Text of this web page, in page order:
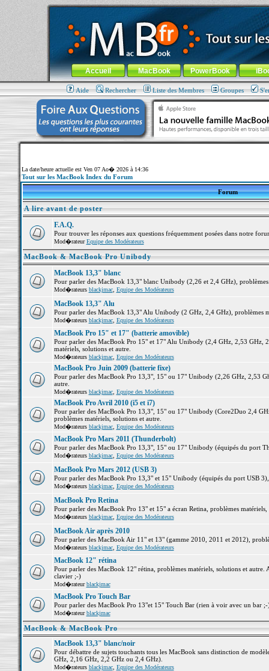
MacBook-fr.com : 100% Apple... 100% nomade !
Aller au contenu-Aller au menu général-Aller au menu de
Menu général
Accueil MacBook PowerBook
Aide Rechercher Liste des Membres Groupes
La date/heure actuelle est Ven 07 Ao� 2026 à 14:36
Tout sur les MacBook Index du Forum
Forum
A lire avant de poster
F.A.Q.
Pour trouver les réponses aux questions fréquemment posées dans notre
Mod�rateurEquipe des Modérateurs
MacBook & MacBook Pro Unibody
MacBook 13,3" blanc
Pour parler des MacBook 13,3" blanc Unibody (2,26 et 2,4 GHz),
Mod�rateurs blackjmac, Equipe des Modérateurs
MacBook 13,3" Alu
Pour parler des MacBook 13,3" Alu Unibody (2 GHz, 2,4 GHz), problèmes
Mod�rateurs blackjmac, Equipe des Modérateurs
MacBook Pro 15" et 17" (batterie amovible)
Pour parler des MacBook Pro 15" et 17" Alu Unibody (2,4 GHz, 2,53 GHz,
matériels, solutions et autre.
Mod�rateurs blackjmac, Equipe des Modérateurs
MacBook Pro Juin 2009 (batterie fixe)
Pour parler des MacBook Pro 13,3", 15" ou 17" Unibody (2,26 GHz, 2,53
autre.
Mod�rateurs blackjmac, Equipe des Modérateurs
MacBook Pro Avril 2010 (i5 et i7)
Pour parler des MacBook Pro 13,3", 15" ou 17" Unibody (Core2Duo 2,4
problèmes matériels, solutions et autre.
Mod�rateurs blackjmac, Equipe des Modérateurs
MacBook Pro Mars 2011 (Thunderbolt)
Pour parler des MacBook Pro 13,3", 15" ou 17" Unibody (équipés du port
Mod�rateurs blackjmac, Equipe des Modérateurs
MacBook Pro Mars 2012 (USB 3)
Pour parler des MacBook Pro 13,3" et 15" Unibody (équipés du port USB
Mod�rateurs blackjmac, Equipe des Modérateurs
MacBook Pro Retina
Pour parler des MacBook Pro 13" et 15" a écran Retina, problèmes matériels,
Mod�rateurs blackjmac, Equipe des Modérateurs
MacBook Air après 2010
Pour parler des MacBook Air 11" et 13" (gamme 2010, 2011 et 2012),
Mod�rateurs blackjmac, Equipe des Modérateurs
MacBook 12" rétina
Pour parler des MacBook 12" rétina, problèmes matériels, solutions et
clavier ;-)
Mod�rateurblackjmac
MacBook Pro Touch Bar
Pour parler des MacBook Pro 13"et 15" Touch Bar (rien à voir avec un bar
Mod�rateurblackjmac
MacBook & MacBook Pro
MacBook 13,3" blanc/noir
Pour débattre de sujets touchants tous les MacBook sans distinction de
GHz, 2,16 GHz, 2,2 GHz ou 2,4 GHz).
Mod�rateurs blackjmac, Equipe des Modérateurs